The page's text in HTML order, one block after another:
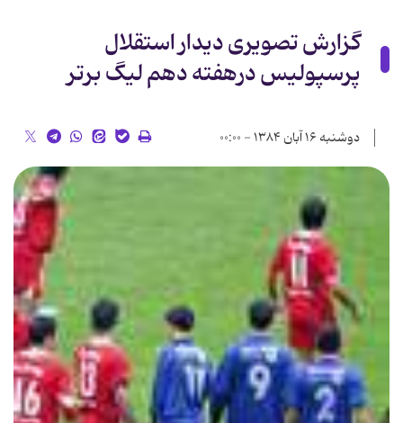
گزارش تصویری دیدار استقلال
پرسپولیس درهفته دهم لیگ برتر
دوشنبه ۱۶ آبان ۱۳۸۴ - ۰۰:۰۰